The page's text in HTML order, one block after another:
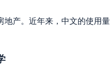
。近年来，中文的使用量